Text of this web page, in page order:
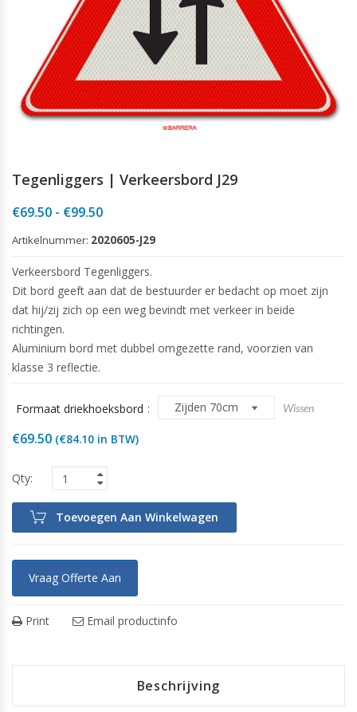
Tegenliggers | Verkeersbord J29
€69.50 - €99.50Prijsklasse:
tot
Artikelnummer: 2020605-J29
Verkeersbord Tegenliggers.
Dit bord geeft aan dat de bestuurder er bedacht op moet zijn
dat hij/zij zich op een weg bevindt met verkeer in beide
richtingen.
Aluminium bord met dubbel omgezette rand, voorzien van
klasse 3 reflectie.
Formaat driekhoeksbord Wissen
€69.50 (€84.10 in BTW)
Toevoegen Aan Winkelwagen
Vraag Offerte Aan
Print Email productinfo
Beschrijving